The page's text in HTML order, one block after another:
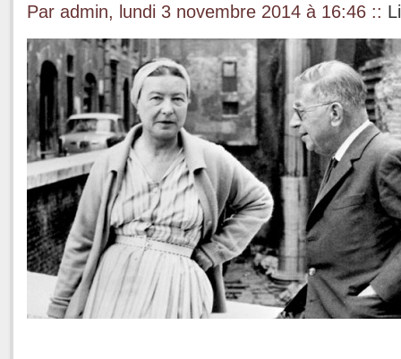
Par admin, lundi 3 novembre 2014 à 16:46 ::